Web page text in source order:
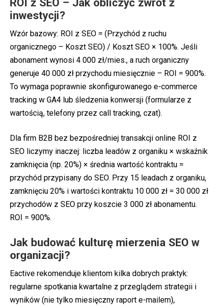
inwestycji?
Wzór bazowy: ROI z SEO = (Przychód z ruchu
organicznego – Koszt SEO) / Koszt SEO × 100%. Jeśli
abonament wynosi 4 000 zł/mies., a ruch organiczny
generuje 40 000 zł przychodu miesięcznie – ROI = 900%.
To wymaga poprawnie skonfigurowanego e-commerce
tracking w GA4 lub śledzenia konwersji (formularze z
wartością, telefony przez call tracking, czat).
Dla firm B2B bez bezpośredniej transakcji online ROI z
SEO liczymy inaczej: liczba leadów z organiku × wskaźnik
zamknięcia (np. 20%) × średnia wartość kontraktu =
przychód przypisany do SEO. Przy 15 leadach z organiku,
zamknięciu 20% i wartości kontraktu 10 000 zł = 30 000 zł
przychodów z SEO przy koszcie 3 000 zł abonamentu.
ROI = 900%.
Jak budować kulturę mierzenia SEO w
organizacji?
Eactive rekomenduje klientom kilka dobrych praktyk:
regularne spotkania kwartalne z przeglądem strategii i
wyników (nie tylko miesięczny raport e-mailem),